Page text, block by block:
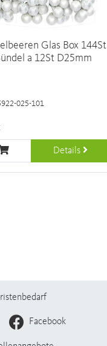
Glas Box 144St
a 12St D25mm
025-101
Details
Facebook